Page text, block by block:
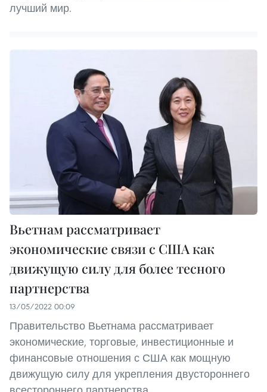
лучший мир.
Вьетнам рассматривает
экономические связи с США как
движущую силу для более тесного
партнерства
13/05/2022 00:09
Правительство Вьетнама рассматривает
экономические, торговые, инвестиционные и
финансовые отношения с США как мощную
движущую силу для укрепления двустороннего